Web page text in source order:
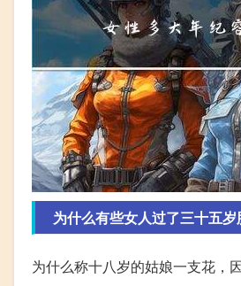
为什么有些女人过了三十五
为什么称十八岁的姑娘一支花，